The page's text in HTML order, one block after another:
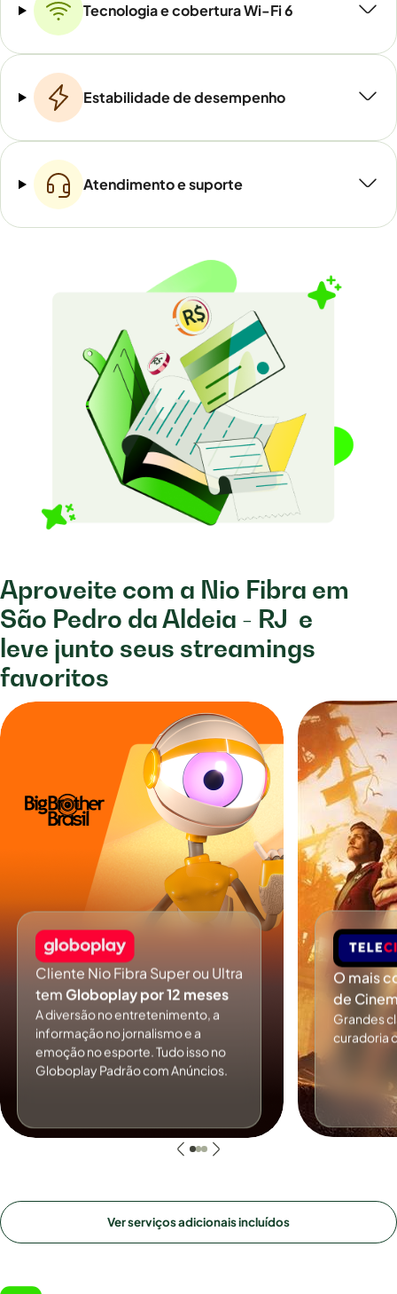
Tecnologia e cobertura Wi-Fi 6
Estabilidade de desempenho
Atendimento e suporte
Aproveite com a Nio Fibra em
São Pedro da Aldeia - RJ e
leve junto seus streamings
favoritos
Cliente Nio Fibra Super ou Ultra
temGloboplay por 12 meses
A diversão no entretenimento, a
informação no jornalismo e a
emoção no esporte. Tudo isso no
Globoplay Padrão com Anúncios.
O mais
de
Grandes
curadoria
Ver serviços adicionais incluídos